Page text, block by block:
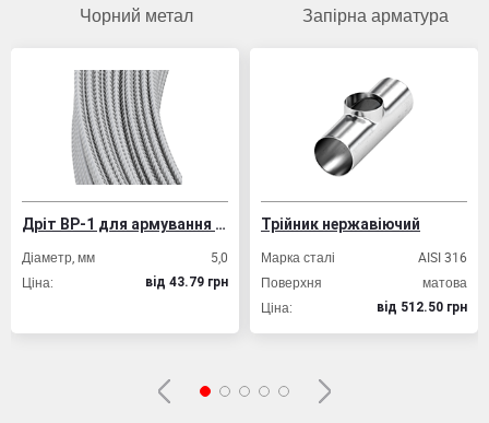
Чорний метал
Дріт ВР-1 для армування залізобетонних конструкцій
мм
вiд 43.79 грн
Запірна арматура
Трійник нержавіючий
Марка сталі
Поверхня
вiд 512.50 грн
Ціна: